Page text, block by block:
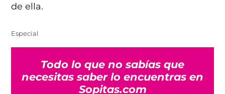
de ella.
Especial
Todo lo que no sabías que
necesitas saber lo encuentras en
Sopitas.com